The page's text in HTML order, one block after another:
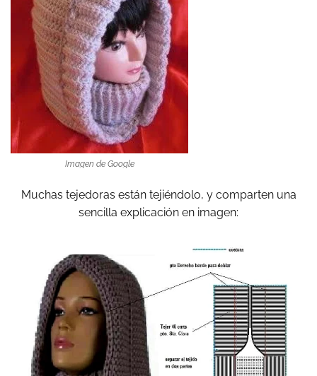
Imagen de Google
Muchas tejedoras están tejiéndolo, y comparten una
sencilla explicación en imagen: